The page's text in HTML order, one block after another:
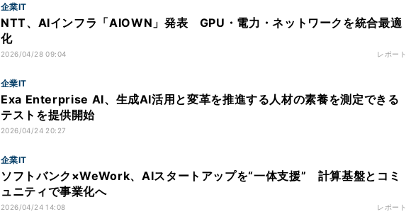
企業IT
NTT、AIインフラ「AIOWN」発表 GPU・電力・ネットワークを統合最適
化
2026/04/28 09:04 レポート
企業IT
Exa Enterprise AI、生成AI活用と変革を推進する人材の素養を測定できる
テストを提供開始
2026/04/24 20:27
企業IT
ソフトバンク×WeWork、AIスタートアップを“一体支援” 計算基盤とコミ
ュニティで事業化へ
2026/04/24 14:08 レポート